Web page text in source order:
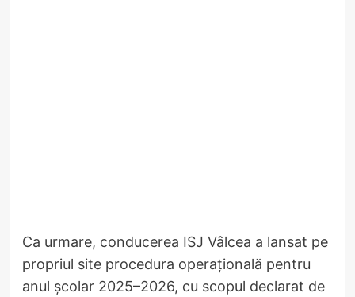
Ca urmare, conducerea ISJ Vâlcea a lansat pe
propriul site procedura operațională pentru
anul școlar 2025–2026, cu scopul declarat de